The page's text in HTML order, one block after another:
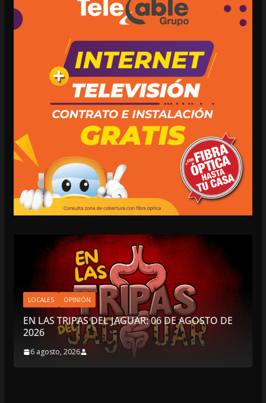
06 DE AGOSTO DE
OPINIÓN
LUSTRO PERDIDO